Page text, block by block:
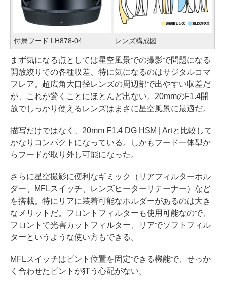
付属フード LH878-04 レンズ構成図
まず気になる点としては星空風景での撮影で問題になる
開放絞りでの各種収差、特に気になるのはサジタルコマ
フレア。超広角大口径レンズの周辺部で出やすい収差だ
が、これが驚くことにほとんど出ない。20mmのF1.4開
放でしっかり使えるレンズはまさに星空風景に最適だ。
描写だけではなく、20mm F1.4 DG HSM | Artと比較して
かなりコンパクトになっている。しかもフード一体型か
らフードが取り外し可能になった。
さらに星空撮影に便利なギミック（リアフィルターホル
ダー、MFLスイッチ、レンズヒーターリテーナー）など
を搭載。特にリアに装着可能なホルダーがあるのは大き
なメリットだ。フロントフィルターも使用可能なので、
フロントで光害カットフィルター、リアでソフトフィル
ターというような使い方もできる。
MFLスイッチはピント位置を固定できる機能で、せっか
く合わせたピントが狂う心配がない。